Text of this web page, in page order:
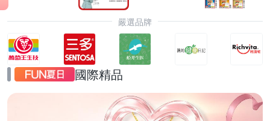
嚴選品牌
國際精品